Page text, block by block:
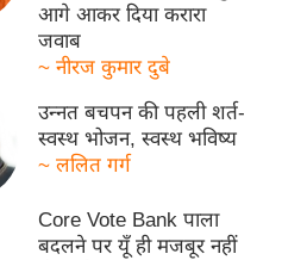
आगे आकर दिया करारा
जवाब
~ नीरज कुमार दुबे
उन्नत बचपन की पहली शर्त-
स्वस्थ भोजन, स्वस्थ भविष्य
~ ललित गर्ग
Core Vote Bank पाला
बदलने पर यूँ ही मजबूर नहीं